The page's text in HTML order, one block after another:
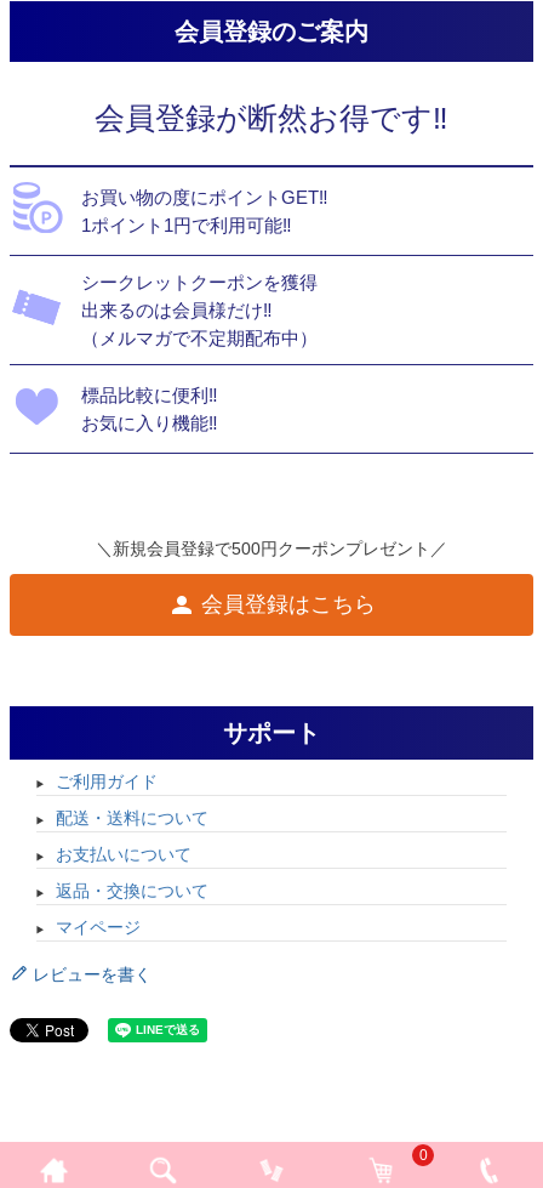
会員登録のご案内
会員登録が断然お得です‼
お買い物の度にポイントGET‼
1ポイント1円で利用可能‼
シークレットクーポンを獲得
出来るのは会員様だけ‼
（メルマガで不定期配布中）
標品比較に便利‼
お気に入り機能‼
＼新規会員登録で500円クーポンプレゼント／
会員登録はこちら
サポート
ご利用ガイド
配送・送料について
お支払いについて
返品・交換について
マイページ
レビューを書く
0